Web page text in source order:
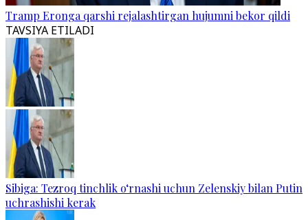
Tramp Eronga qarshi rejalashtirgan hujumni bekor qildi
TAVSIYA ETILADI
Sibiga: Tezroq tinchlik o‘rnashi uchun Zelenskiy bilan Putin
uchrashishi kerak